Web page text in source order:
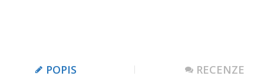
POPIS RECENZE